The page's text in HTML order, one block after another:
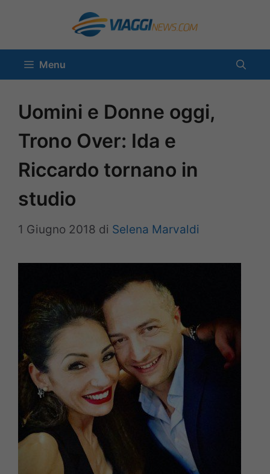
contenuto
Menu
Uomini e Donne oggi,
Trono Over: Ida e
Riccardo tornano in
studio
1 Giugno 2018 di Selena Marvaldi